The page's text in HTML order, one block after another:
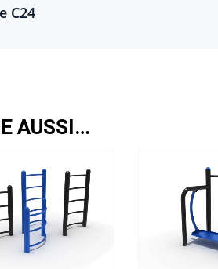
C24
AUSSI…